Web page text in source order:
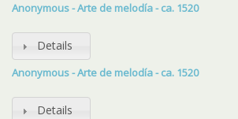
Anonymous - Arte de melodía - ca. 1520
Details
Anonymous - Arte de melodía - ca. 1520
Details